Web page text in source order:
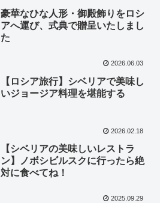
豪華なひな人形・御殿飾りをロシ
アへ運び、式典で贈呈いたしまし
た
2026.06.03
【ロシア旅行】シベリアで美味し
いジョージア料理を堪能する
2026.02.18
【シベリアの美味しいレストラ
ン】ノボシビルスクに行ったら絶
対に食べてね！
2025.09.29